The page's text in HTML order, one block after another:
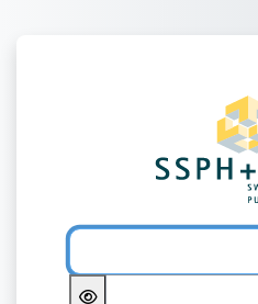
الدخول إلى Swiss TPH